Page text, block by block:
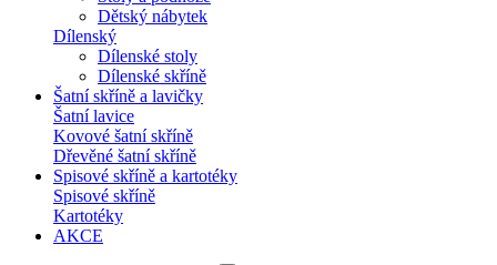
Dětský nábytek
Dílenský
Dílenské stoly
Dílenské skříně
Šatní skříně a lavičky
Šatní lavice
Kovové šatní skříně
Dřevěné šatní skříně
Spisové skříně a kartotéky
Spisové skříně
Kartotéky
AKCE